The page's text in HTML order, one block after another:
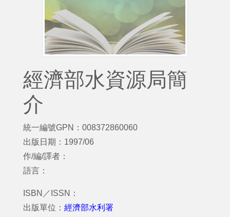
經濟部水資源局簡
介
統一編號GPN：008372860060
出版日期：1997/06
作/編/譯者：
語言：
ISBN／ISSN：
出版單位： 經濟部水利署